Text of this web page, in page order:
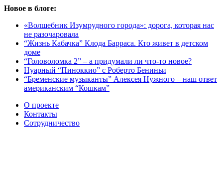
Новое в блоге:
«Волшебник Изумрудного города»: дорога, которая нас
не разочаровала
“Жизнь Кабачка” Клода Барраса. Кто живет в детском
доме
“Головоломка 2” – а придумали ли что-то новое?
Нуарный “Пиноккио” с Роберто Бениньи
“Бременские музыканты” Алексея Нужного – наш ответ
американским “Кошкам”
О проекте
Контакты
Сотрудничество